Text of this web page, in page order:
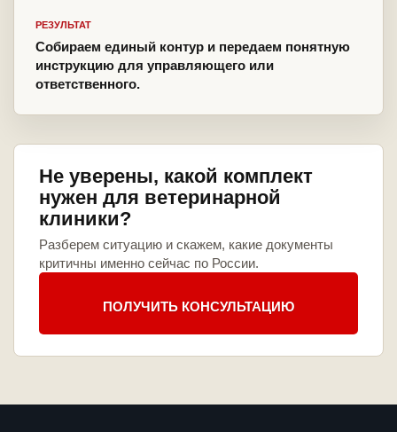
РЕЗУЛЬТАТ
Собираем единый контур и передаем понятную
инструкцию для управляющего или
ответственного.
Не уверены, какой комплект
нужен для ветеринарной
клиники?
Разберем ситуацию и скажем, какие документы
критичны именно сейчас по России.
ПОЛУЧИТЬ КОНСУЛЬТАЦИЮ